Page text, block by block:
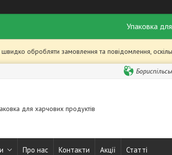
Упаковка
обробляти замовлення та повідомлення,
для харчових продуктів
Про нас Контакти Акції Статті